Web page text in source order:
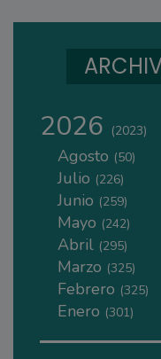
2026 (2023)
Agosto (50)
Julio (226)
Junio (259)
Mayo (242)
Abril (295)
Marzo (325)
Febrero (325)
Enero (301)